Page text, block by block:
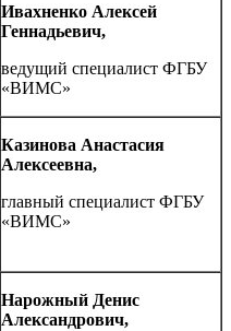
Ивахненко Алексей
Геннадьевич,
ведущий специалист ФГБУ
«ВИМС»
Казинова Анастасия
Алексеевна,
главный специалист ФГБУ
«ВИМС»
Нарожный Денис
Александрович,